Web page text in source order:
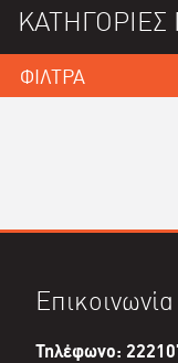
ΦΙΛΤΡΑ
Επικοινωνία
Τηλέφωνο: